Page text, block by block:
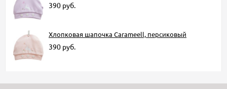
390 руб.
Хлопковая шапочка Carameell, персиковый
390 руб.